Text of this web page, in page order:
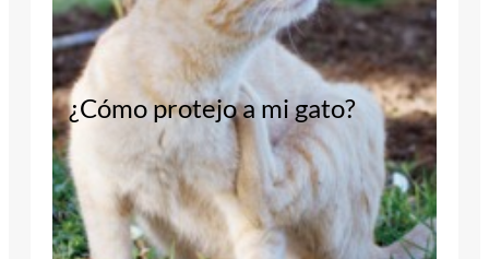
¿Cómo protejo a mi gato?